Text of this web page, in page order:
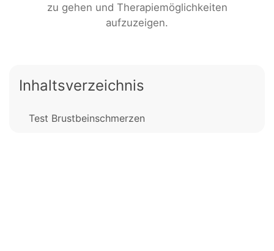
zu gehen und Therapiemöglichkeiten
aufzuzeigen.
Inhaltsverzeichnis
Test Brustbeinschmerzen